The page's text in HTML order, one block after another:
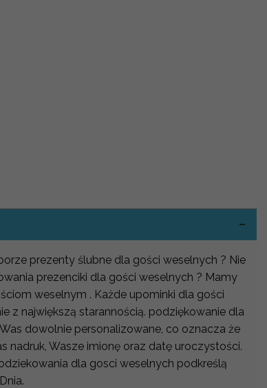
prezenty ślubne dla gości weselnych ? Nie
prezenciki dla gości weselnych ? Mamy
weselnym . Każde upominki dla gości
z największą starannością. podziękowanie dla
dowolnie personalizowane, co oznacza że
nadruk, Wasze imionę oraz datę uroczystości.
dla gosci weselnych podkreślą